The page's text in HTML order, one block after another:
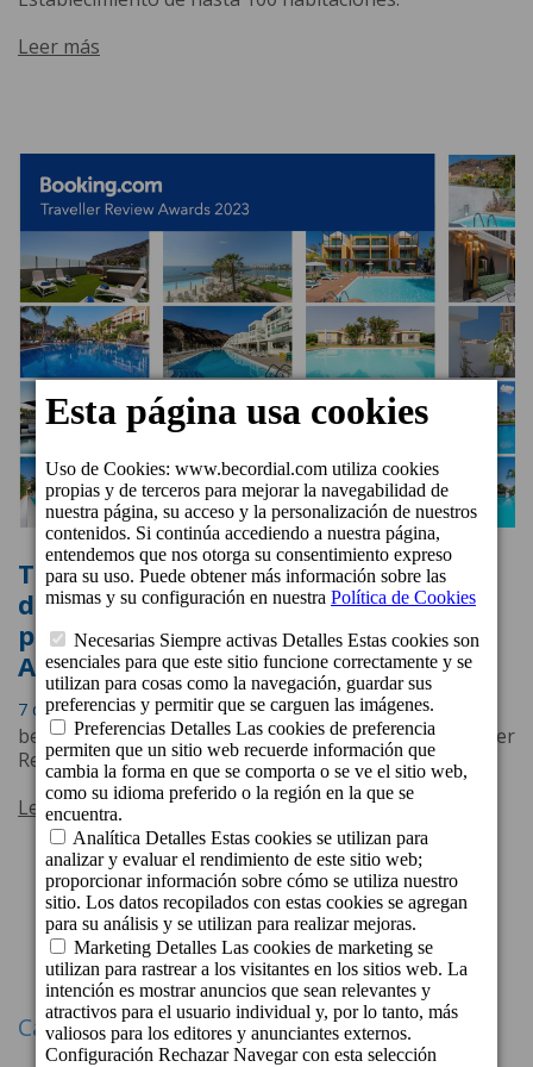
Leer más
Todos los establecimientos canarios
de beCordial Hotels & Resorts,
premiados con el Traveller Review
Award 2023 de Booking.com
7 de Febrero de 2023 a las 17:17
beCordial Hotels & Resorts ha recibido 17 Traveller
Review Award 2023 de Booking.com.
Leer más
1 2 Siguiente
Categorías